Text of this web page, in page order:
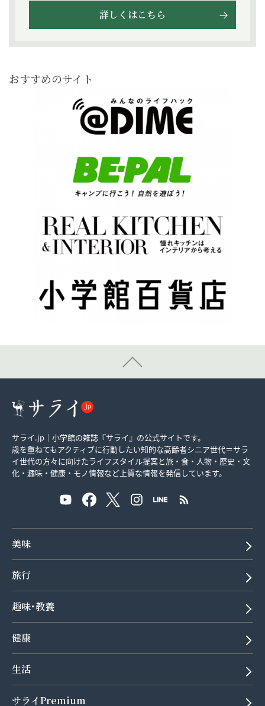
詳しくはこちら
おすすめのサイト
サライ.jp｜小学館の雑誌『サライ』の公式サイトです。
歳を重ねてもアクティブに行動したい知的な高齢者シニア世代＝サラ
イ世代の方々に向けたライフスタイル提案と旅・食・人物・歴史・文
化・趣味・健康・モノ情報など上質な情報を発信しています。
美味
旅行
趣味･教養
健康
生活
サライPremium